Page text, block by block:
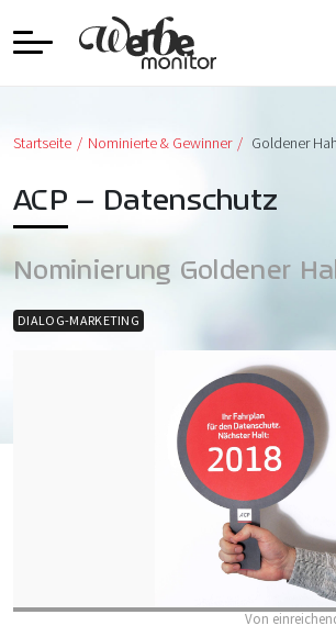
Startseite Nominierte & Gewinner Goldener
ACP – Datenschutz
Nominierung Goldener
DIALOG-MARKETING
Von